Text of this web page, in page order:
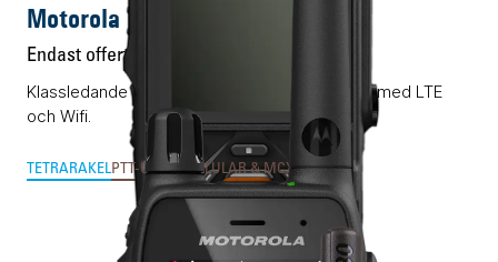
Motorola MXP660
Endast offert
Klassledande RAKEL/TETRA-terminal förädlad med LTE
och Wifi.
TETRARAKELPTT-OVER-CELLULAR & MCX SWEN